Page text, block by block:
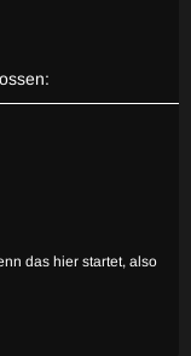
das hier startet, also